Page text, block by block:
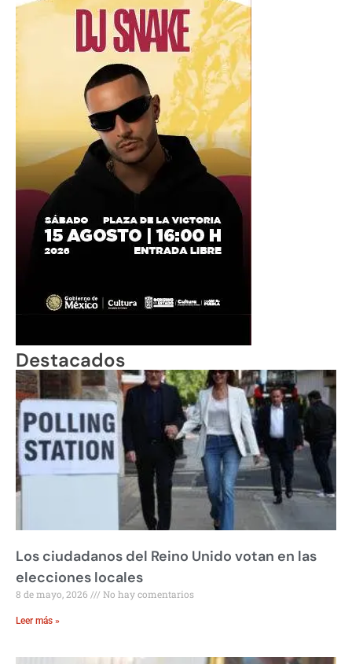
Destacados
Los ciudadanos del Reino Unido votan en las
elecciones locales
8 de mayo, 2026 No hay comentarios
Leer más »